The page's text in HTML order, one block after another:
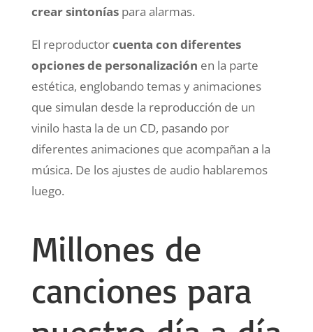
crear sintoníaspara alarmas.
El reproductorcuenta con diferentes
opciones de personalización en la parte
estética, englobando temas y animaciones
que simulan desde la reproducción de un
vinilo hasta la de un CD, pasando por
diferentes animaciones que acompañan a la
música. De los ajustes de audio hablaremos
luego.
Millones de
canciones para